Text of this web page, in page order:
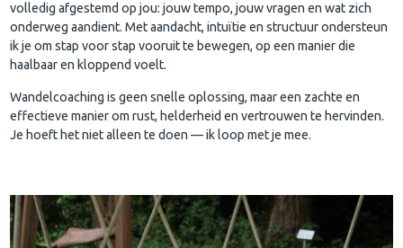
volledig afgestemd op jou: jouw tempo, jouw vragen en wat zich
onderweg aandient. Met aandacht, intuïtie en structuur ondersteun
ik je om stap voor stap vooruit te bewegen, op een manier die
haalbaar en kloppend voelt.
Wandelcoaching is geen snelle oplossing, maar een zachte en
effectieve manier om rust, helderheid en vertrouwen te hervinden.
Je hoeft het niet alleen te doen — ik loop met je mee.